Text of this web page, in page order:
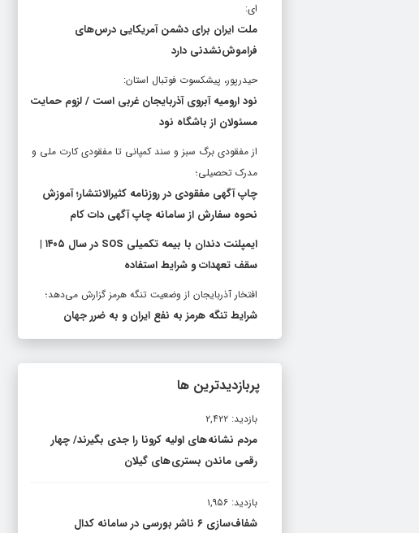
ای:
ملت ایران برای دشمن آمریکایی درس‌های
فراموش‌نشدنی دارد
حیدرپور، پیشکسوت فوتبال استان:
نود ارومیه آبروی آذربایجان غربی است / لزوم حمایت
مسئولان از باشگاه نود
از مفقودی برگ سبز و سند کمپانی تا مفقودی کارت ملی و
مدرک تحصیلی؛
چاپ آگهی مفقودی در روزنامه کثیرالانتشار؛ آموزش
نحوه سفارش از سامانه چاپ آگهی دات کام
ایمپلنت دندان با بیمه تکمیلی SOS در سال ۱۴۰۵ |
سقف تعهدات و شرایط استفاده
افتخار آذربایجان از وضعیت تنگه هرمز گزارش می‌دهد؛
شرایط تنگه هرمز به نفع ایران و به ضرر جهان
پربازدیدترین ها
بازدید: ۲,۴۲۲
مردم نشانه های اولیه کرونا را جدی بگیرند/ چهار
رقمی ماندن بستری های گیلان
بازدید: ۱,۹۵۶
شفاف‌سازی ۶ ناشر بورسی در سامانه کدال